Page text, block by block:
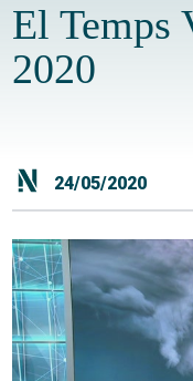
El Temps
2020
24/05/2020